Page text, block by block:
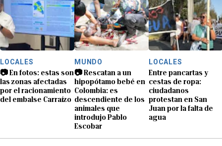
LOCALES
📷 En fotos: estas son
las zonas afectadas
por el racionamiento
del embalse Carraízo
MUNDO
📷 Rescatan a un
hipopótamo bebé en
Colombia: es
descendiente de los
animales que
introdujo Pablo
Escobar
LOCALES
Entre pancartas y
cestas de ropa:
ciudadanos
protestan en San
Juan por la falta de
agua